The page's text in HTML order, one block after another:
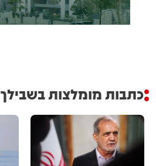
כתבות מומלצות בשבילך